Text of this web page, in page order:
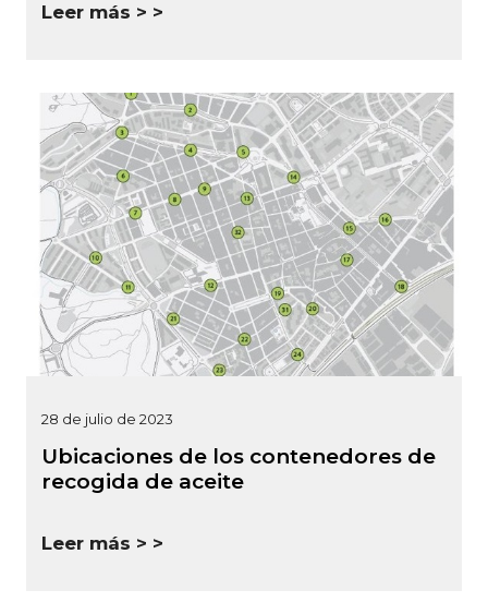
Leer más >
28 de julio de 2023
Ubicaciones de los contenedores de
recogida de aceite
Leer más >